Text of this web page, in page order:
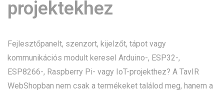
projektekhez
Fejlesztőpanelt, szenzort, kijelzőt, tápot vagy
kommunikációs modult keresel Arduino-, ESP32-,
ESP8266-, Raspberry Pi- vagy IoT-projekthez? A TavIR
WebShopban nem csak a termékeket találod meg, hanem a